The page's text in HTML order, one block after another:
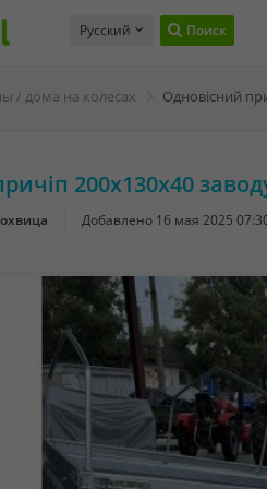
Русский Поиск
/ дома на колесах
200х130х40
Добавлено 16 мая 2025